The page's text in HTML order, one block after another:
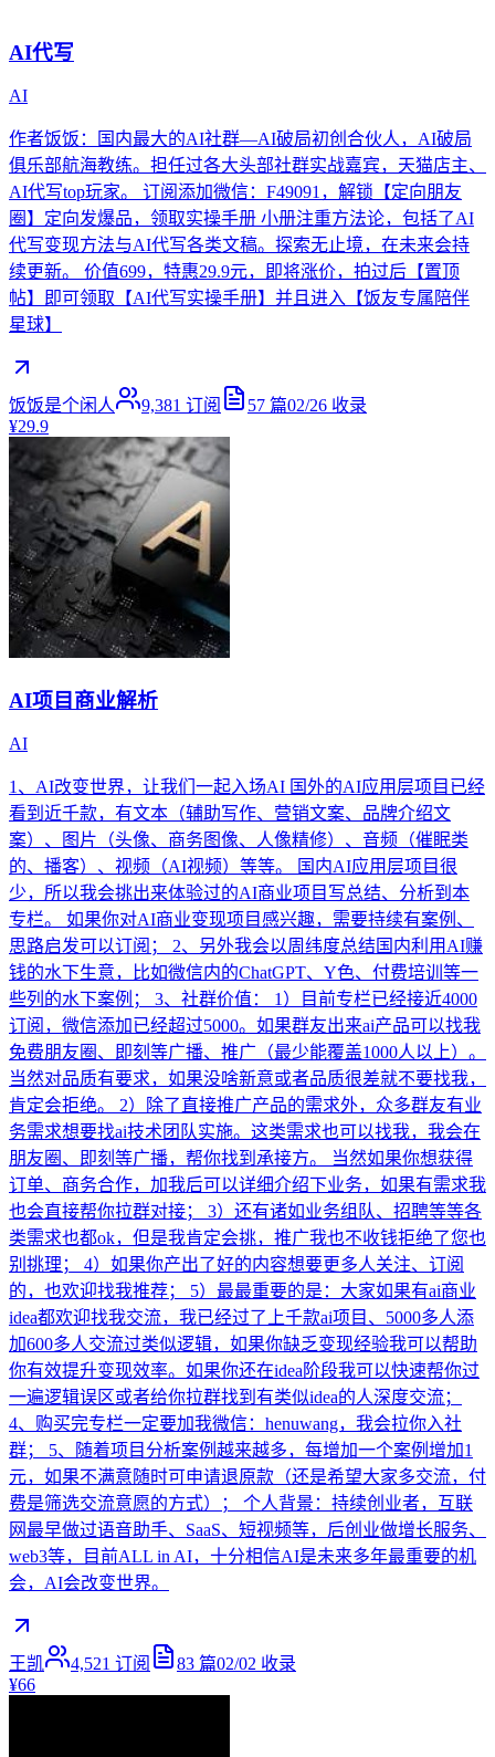
AI代写
AI
作者饭饭：国内最大的AI社群—AI破局初创合伙人，AI破局
俱乐部航海教练。担任过各大头部社群实战嘉宾，天猫店主、
AI代写top玩家。 订阅添加微信：F49091，解锁【定向朋友
圈】定向发爆品，领取实操手册 小册注重方法论，包括了AI
代写变现方法与AI代写各类文稿。探索无止境，在未来会持
续更新。 价值699，特惠29.9元，即将涨价，拍过后【置顶
帖】即可领取【AI代写实操手册】并且进入【饭友专属陪伴
星球】
饭饭是个闲人 9,381 订阅 57 篇02/26 收录
¥29.9
AI项目商业解析
AI
1、AI改变世界，让我们一起入场AI 国外的AI应用层项目已经
看到近千款，有文本（辅助写作、营销文案、品牌介绍文
案）、图片（头像、商务图像、人像精修）、音频（催眠类
的、播客）、视频（AI视频）等等。 国内AI应用层项目很
少，所以我会挑出来体验过的AI商业项目写总结、分析到本
专栏。 如果你对AI商业变现项目感兴趣，需要持续有案例、
思路启发可以订阅； 2、另外我会以周纬度总结国内利用AI赚
钱的水下生意，比如微信内的ChatGPT、Y色、付费培训等一
些列的水下案例； 3、社群价值： 1）目前专栏已经接近4000
订阅，微信添加已经超过5000。如果群友出来ai产品可以找我
免费朋友圈、即刻等广播、推广（最少能覆盖1000人以上）。
当然对品质有要求，如果没啥新意或者品质很差就不要找我，
肯定会拒绝。 2）除了直接推广产品的需求外，众多群友有业
务需求想要找ai技术团队实施。这类需求也可以找我，我会在
朋友圈、即刻等广播，帮你找到承接方。 当然如果你想获得
订单、商务合作，加我后可以详细介绍下业务，如果有需求我
也会直接帮你拉群对接； 3）还有诸如业务组队、招聘等等各
类需求也都ok，但是我肯定会挑，推广我也不收钱拒绝了您也
别挑理； 4）如果你产出了好的内容想要更多人关注、订阅
的，也欢迎找我推荐； 5）最最重要的是：大家如果有ai商业
idea都欢迎找我交流，我已经过了上千款ai项目、5000多人添
加600多人交流过类似逻辑，如果你缺乏变现经验我可以帮助
你有效提升变现效率。如果你还在idea阶段我可以快速帮你过
一遍逻辑误区或者给你拉群找到有类似idea的人深度交流；
4、购买完专栏一定要加我微信：henuwang，我会拉你入社
群； 5、随着项目分析案例越来越多，每增加一个案例增加1
元，如果不满意随时可申请退原款（还是希望大家多交流，付
费是筛选交流意愿的方式）； 个人背景：持续创业者，互联
网最早做过语音助手、SaaS、短视频等，后创业做增长服务、
web3等，目前ALL in AI，十分相信AI是未来多年最重要的机
会，AI会改变世界。
王凯 4,521 订阅 83 篇02/02 收录
¥66